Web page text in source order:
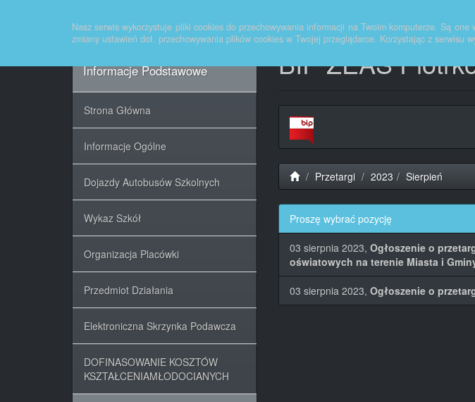
Nasz serwis wykorzystuje pliki cookies do przechowywania informacji na Twoim komputerze. Są
zmiany ustawień dot. przechowywania plików cookies w Twojej przeglądarce. Korzystając z serwisu
Informacje Podstawowe
Strona Główna
Informacje Ogólne
Dojazdy Autobusów Szkolnych
Wykaz Szkół
Organizacja Placówki
Przedmiot Działania
Elektroniczna Skrzynka Podawcza
DOFINASOWANIE KOSZTÓW
KSZTAŁCENIAMŁODOCIANYCH
BIP ZEAS
Przetargi 2023 Sierpień
Proszę wybrać pozycję
03 sierpnia 2023, Ogłoszenie o
oświatowych na terenie Miasta i
03 sierpnia 2023, Ogłoszenie o